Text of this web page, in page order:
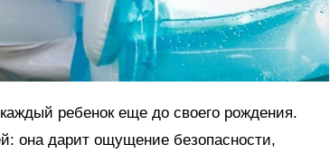
ребенок еще до своего рождения.
она дарит ощущение безопасности,